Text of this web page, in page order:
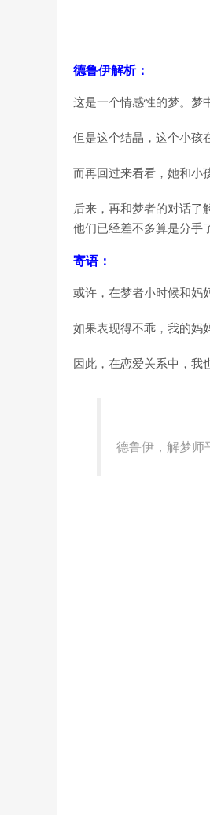
德鲁伊解析：
这是一个情感性的梦。梦
但是这个结晶，这个小孩
而再回过来看看，她和小
后来，再和梦者的对话了
他们已经差不多算是分手
寄语：
或许，在梦者小时候和妈
如果表现得不乖，我的妈
因此，在恋爱关系中，我
德鲁伊，解梦师